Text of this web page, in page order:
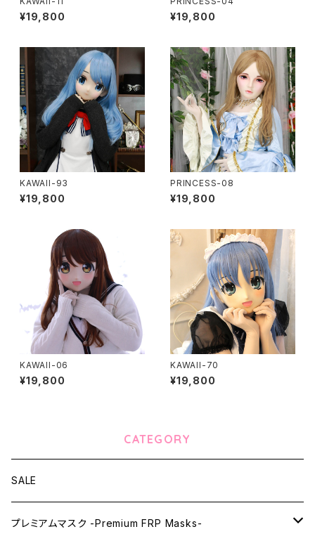
¥19,800 ¥19,800
KAWAII-93
¥19,800
PRINCESS-08
¥19,800
KAWAII-06
¥19,800
KAWAII-70
¥19,800
CATEGORY
SALE
プレミアムマスク -Premium FRP Masks-